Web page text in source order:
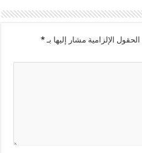
الحقول الإلزامية مشار إليها بـ*